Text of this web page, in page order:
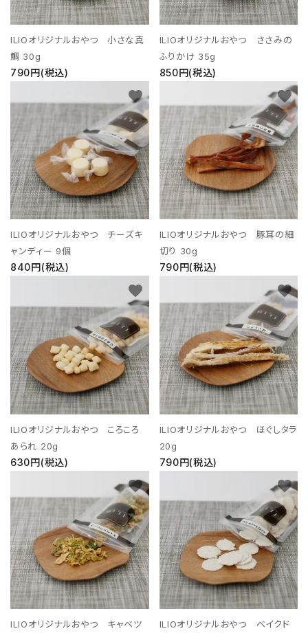
ILIOオリジナルおやつ 小さな真
鯛 30g
790円(税込)
ILIOオリジナルおやつ ささみの
ふりかけ 35g
850円(税込)
ILIOオリジナルおやつ チーズキ
ャンディー 9個
840円(税込)
favorite
ILIOオリジナルおやつ 豚耳の細
切り 30g
790円(税込)
favorite
ILIOオリジナルおやつ ころころ
あられ 20g
630円(税込)
favorite
ILIOオリジナルおやつ ほぐしタラ
20g
790円(税込)
favorite
ILIOオリジナルおやつ キャベツ
favorite
ILIOオリジナルおやつ ベイクド
favorite